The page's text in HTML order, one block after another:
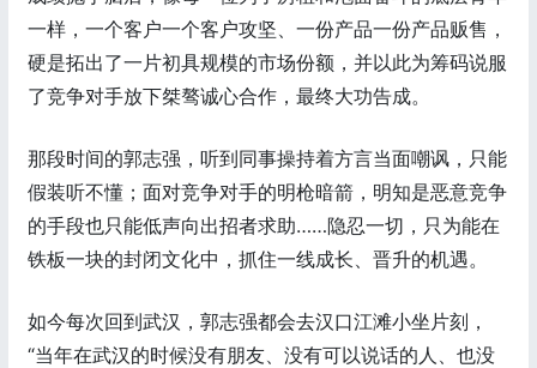
一样，一个客户一个客户攻坚、一份产品一份产品贩售，
硬是拓出了一片初具规模的市场份额，并以此为筹码说服
了竞争对手放下桀骜诚心合作，最终大功告成。
那段时间的郭志强，听到同事操持着方言当面嘲讽，只能
假装听不懂；面对竞争对手的明枪暗箭，明知是恶意竞争
的手段也只能低声向出招者求助……隐忍一切，只为能在
铁板一块的封闭文化中，抓住一线成长、晋升的机遇。
如今每次回到武汉，郭志强都会去汉口江滩小坐片刻，
“当年在武汉的时候没有朋友、没有可以说话的人、也没